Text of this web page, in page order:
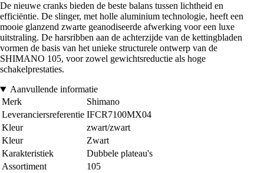
De nieuwe cranks bieden de beste balans tussen lichtheid en
efficiëntie. De slinger, met holle aluminium technologie, heeft een
mooie glanzend zwarte geanodiseerde afwerking voor een luxe
uitstraling. De harsribben aan de achterzijde van de kettingbladen
vormen de basis van het unieke structurele ontwerp van de
SHIMANO 105, voor zowel gewichtsreductie als hoge
schakelprestaties.
Aanvullende informatie
Merk
Shimano
Leveranciersreferentie IFCR7100MX04
Kleur
zwart/zwart
Kleur
Zwart
Karakteristiek
Dubbele plateau's
Assortiment
105